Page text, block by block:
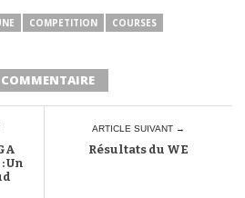
COMPETITION COURSES
Un
ARTICLE SUIVANT →
Résultats du WE